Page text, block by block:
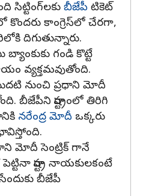
సిట్టింగ్‌లకు బీజేపీ టికెట్
కొందరు కాంగ్రెస్‌లో చేరగా,
దిగుతున్నారు.
గండి కొట్టే
వ్యక్తమవుతోంది.
నుంచి ప్రధాని మోదీ
బీజేపీని రాష్ట్రంలో తిరిగి
నరేంద్ర మోదీ ఒక్కరు
మోదీ సెంట్రిక్ గానే
రాష్ట్ర నాయకులకంటే
బీజేపీ